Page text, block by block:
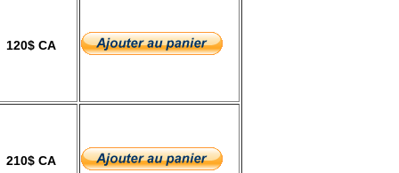
120$ CA
210$ CA